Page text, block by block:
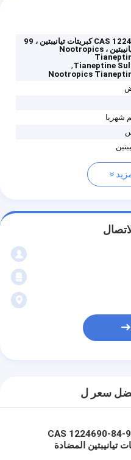
CAS 1224690-84-9 كبريتات تيانيبتين ، 99
٪ كبريتات تيانيبتين ، Nootropics
,
Nootropics
سعر ل
99٪ CAS 1224690-84-9
تيانيبتين المضادة